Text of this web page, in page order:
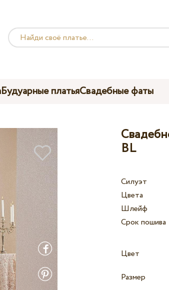
Будуарные платьяСвадебные фаты
BL
Силуэт
Цвета
Шлейф
Срок пошива
Цвет
Размер